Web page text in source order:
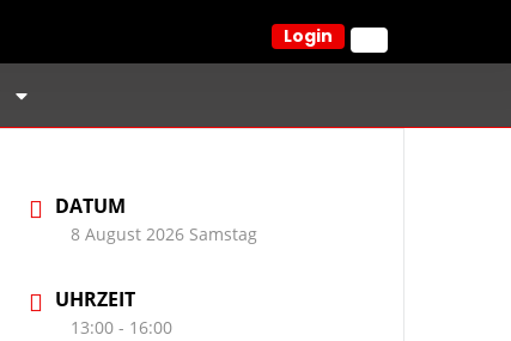
Login
DATUM
8 August 2026 Samstag
UHRZEIT
13:00 - 16:00